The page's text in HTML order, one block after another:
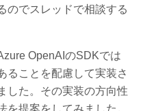
のでスレッドで相談する
OpenAIのSDKでは
ることを配慮して実装さ
した。その実装の方向性
提案をしてみました。